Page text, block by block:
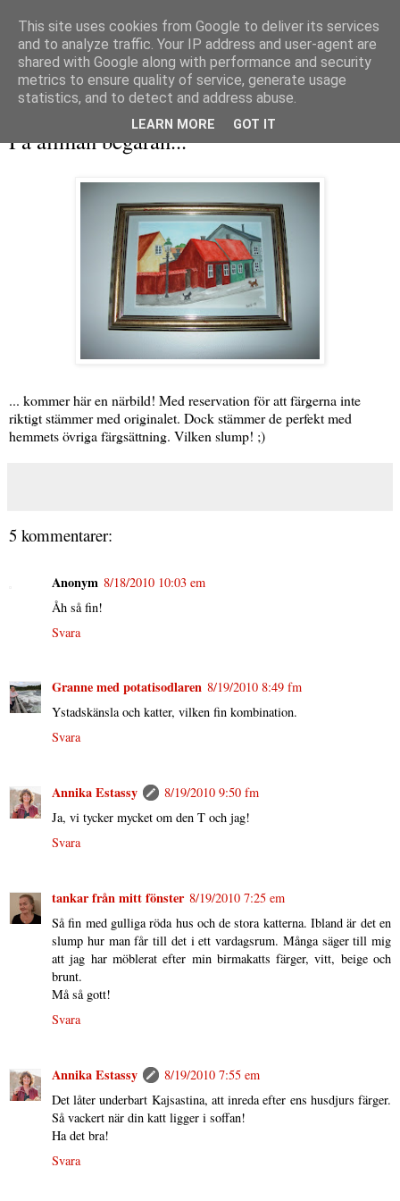
På allmän begäran...
... kommer här en närbild! Med reservation för att färgerna inte
riktigt stämmer med originalet. Dock stämmer de perfekt med
hemmets övriga färgsättning. Vilken slump! ;)
5 kommentarer:
Anonym 8/18/2010 10:03 em
Åh så fin!
Svara
Granne med potatisodlaren 8/19/2010 8:49 fm
Ystadskänsla och katter, vilken fin kombination.
Svara
Annika Estassy
8/19/2010 9:50 fm
Ja, vi tycker mycket om den T och jag!
Svara
tankar från mitt fönster 8/19/2010 7:25 em
Så fin med gulliga röda hus och de stora katterna. Ibland är det en
slump hur man får till det i ett vardagsrum. Många säger till mig
att jag har möblerat efter min birmakatts färger, vitt, beige och
brunt.
Må så gott!
Svara
Annika Estassy
8/19/2010 7:55 em
Det låter underbart Kajsastina, att inreda efter ens husdjurs färger.
Så vackert när din katt ligger i soffan!
Ha det bra!
Svara
This site uses cookies from Google to deliver its services
and to analyze traffic. Your IP address and user-agent are
shared with Google along with performance and security
metrics to ensure quality of service, generate usage
statistics, and to detect and address abuse.
LEARN MORE GOT IT